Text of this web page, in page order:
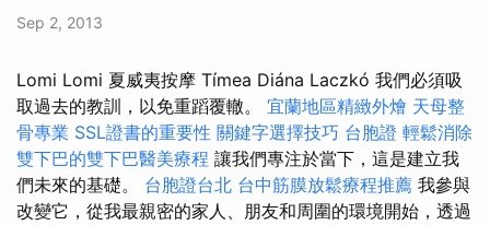
Sep 2, 2013
Lomi Lomi 夏威夷按摩 Tímea Diána Laczkó 我們必須吸
取過去的教訓，以免重蹈覆轍。 宜蘭地區精緻外燴 天母整
骨專業 SSL證書的重要性 關鍵字選擇技巧 台胞證 輕鬆消除
雙下巴的雙下巴醫美療程 讓我們專注於當下，這是建立我
們未來的基礎。 台胞證台北 台中筋膜放鬆療程推薦 我參與
改變它，從我最親密的家人、朋友和周圍的環境開始，透過